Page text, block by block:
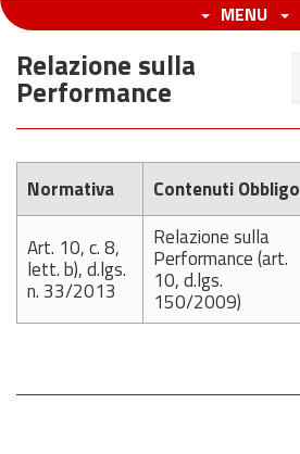
MENU
Relazione sulla
Performance
Normativa Contenuti Obbligo
Art. 10, c. 8,
lett. b), d.lgs.
n. 33/2013
Relazione sulla
Performance (art.
10, d.lgs.
150/2009)